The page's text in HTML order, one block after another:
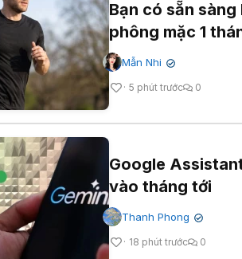
Bạn có sẵn
phông mặc 1
Mẫn Nhi ✔
5 phút trước 0
Google
vào tháng tới
Thanh Phong ✔
18 phút trước 0